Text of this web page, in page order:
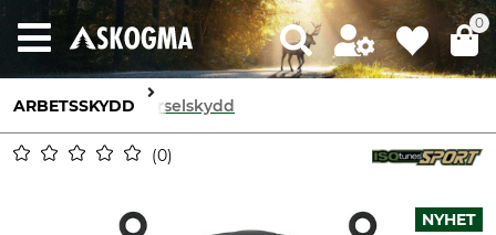
0
ARBETSSKYDD Hörselskydd
0
NYHET